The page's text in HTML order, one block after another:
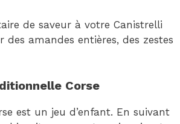
de saveur à votre Canistrelli
amandes entières, des zestes
Corse
est un jeu d’enfant. En suivant